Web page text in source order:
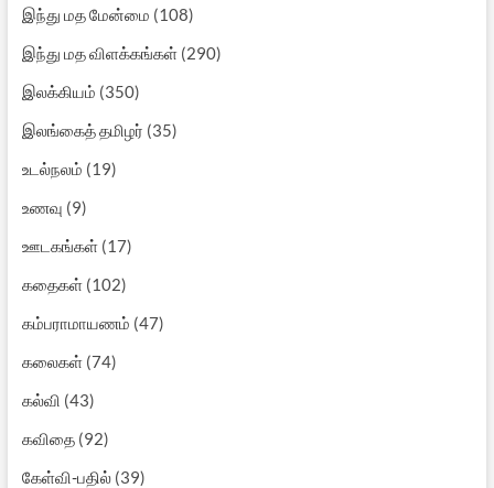
இந்து மத மேன்மை (108)
இந்து மத விளக்கங்கள்(290)
இலக்கியம் (350)
இலங்கைத் தமிழர் (35)
உடல்நலம் (19)
உணவு (9)
ஊடகங்கள்(17)
கதைகள்(102)
கம்பராமாயணம் (47)
கலைகள்(74)
கல்வி (43)
கவிதை(92)
கேள்வி-பதில்(39)